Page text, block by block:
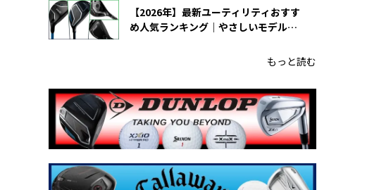
【2026年】最新ユーティリティおすす
め人気ランキング｜やさしいモデルの
もっと読む